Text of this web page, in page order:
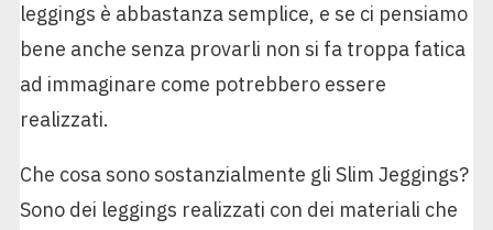
leggings è abbastanza semplice, e se ci pensiamo
bene anche senza provarli non si fa troppa fatica
ad immaginare come potrebbero essere
realizzati.
Che cosa sono sostanzialmente gli Slim Jeggings?
Sono dei leggings realizzati con dei materiali che